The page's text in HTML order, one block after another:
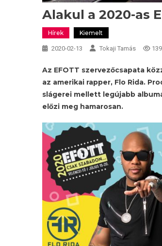
Alakul a 2020-as
Hírek Kiemelt
2020-02-13 Tokaji Tamás
Az EFOTT szervezőcsapata
az amerikai rapper, Flo Rida.
slágerei mellett legújabb
előzi meg hamarosan.